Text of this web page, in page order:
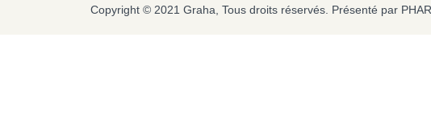
Copyright © 2021 Graha, Tous droits réservés. Présenté par